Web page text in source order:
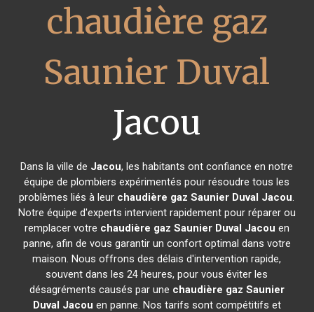
chaudière gaz
Saunier Duval
Jacou
Dans la ville de Jacou, les habitants ont confiance en notre
équipe de plombiers expérimentés pour résoudre tous les
problèmes liés à leur chaudière gaz Saunier Duval Jacou.
Notre équipe d'experts intervient rapidement pour réparer ou
remplacer votre chaudière gaz Saunier Duval Jacou en
panne, afin de vous garantir un confort optimal dans votre
maison. Nous offrons des délais d'intervention rapide,
souvent dans les 24 heures, pour vous éviter les
désagréments causés par une chaudière gaz Saunier
Duval Jacou en panne. Nos tarifs sont compétitifs et